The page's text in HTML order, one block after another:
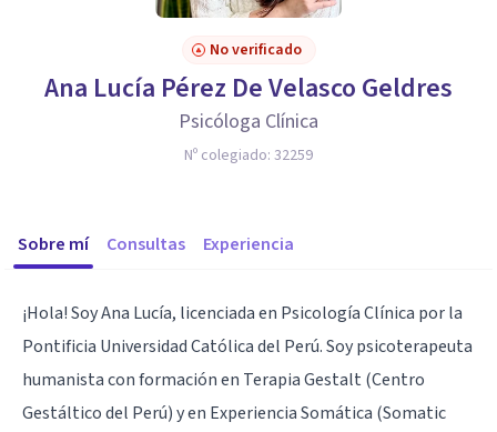
No verificado
Ana Lucía Pérez De Velasco Geldres
Psicóloga Clínica
Nº colegiado: 32259
Sobre mí Consultas Experiencia
¡Hola! Soy Ana Lucía, licenciada en Psicología Clínica por la
Pontificia Universidad Católica del Perú. Soy psicoterapeuta
humanista con formación en Terapia Gestalt (Centro
Gestáltico del Perú) y en Experiencia Somática (Somatic